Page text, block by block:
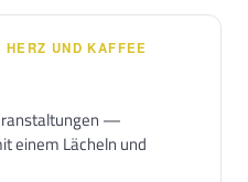
UND KAFFEE
—
einem Lächeln und